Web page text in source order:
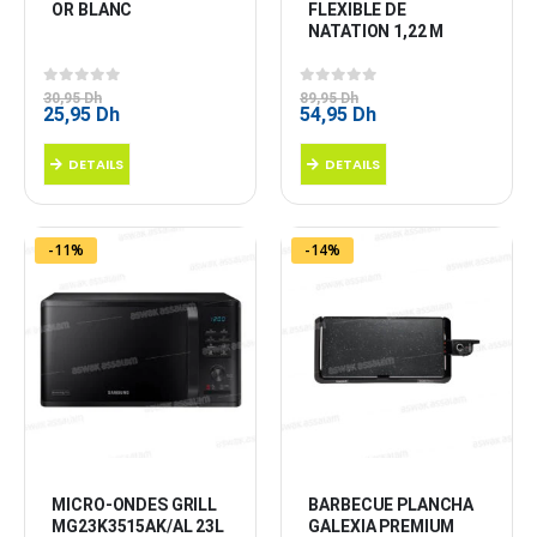
OR BLANC
0sur 5
30,95Dh
Le
prix
initial
était :
30,95 Dh.
25,95 DhLe
actuel
est :
25,95 Dh.
DETAILS
FLEXIBLE DE
NATATION 1,22 M
0sur 5
89,95Dh
Le
prix
initial
était :
89,95 Dh.
54,95 DhLe
actuel
est :
54,95 Dh.
DETAILS
-11%
MICRO-ONDES GRILL
MG23K3515AK/AL 23L
-14%
BARBECUE PLANCHA
GALEXIA PREMIUM